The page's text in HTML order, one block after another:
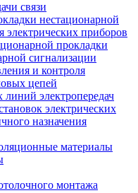
связи
нестационарной
электрических приборов
прокладки
сигнализации
и контроля
цепей
электропередач
электрических
назначения
материалы
монтажа